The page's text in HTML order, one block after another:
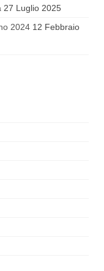
27 Luglio 2025
2024 12 Febbraio